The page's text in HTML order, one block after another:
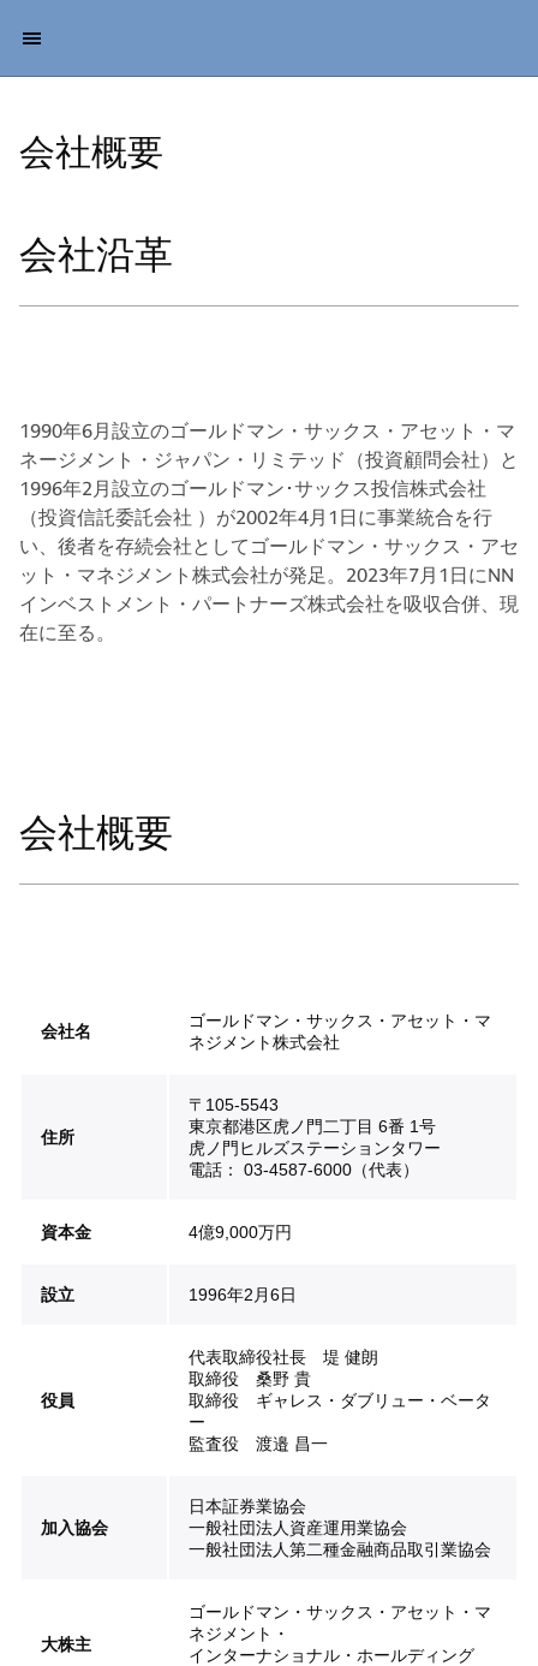
会社概要
会社沿革
1990年6月設立のゴールドマン・サックス・アセット・マ
ネージメント・ジャパン・リミテッド（投資顧問会社）と
1996年2月設立のゴールドマン･サックス投信株式会社
（投資信託委託会社 ）が2002年4月1日に事業統合を行
い、後者を存続会社としてゴールドマン・サックス・アセ
ット・マネジメント株式会社が発足。2023年7月1日にNN
インベストメント・パートナーズ株式会社を吸収合併、現
在に至る。
会社概要
会社名
ゴールドマン・サックス・アセット・マ
ネジメント株式会社
住所
〒105-5543
東京都港区虎ノ門二丁目 6番 1号
虎ノ門ヒルズステーションタワー
電話： 03-4587-6000（代表）
資本金 4億9,000万円
設立 1996年2月6日
役員
代表取締役社長 堤 健朗
取締役 桑野 貴
取締役 ギャレス・ダブリュー・ベータ
ー
監査役 渡邉 昌一
加入協会
日本証券業協会
一般社団法人資産運用業協会
一般社団法人第二種金融商品取引業協会
大株主
ゴールドマン・サックス・アセット・マ
ネジメント・
インターナショナル・ホールディング